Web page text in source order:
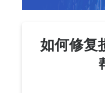
如何修复